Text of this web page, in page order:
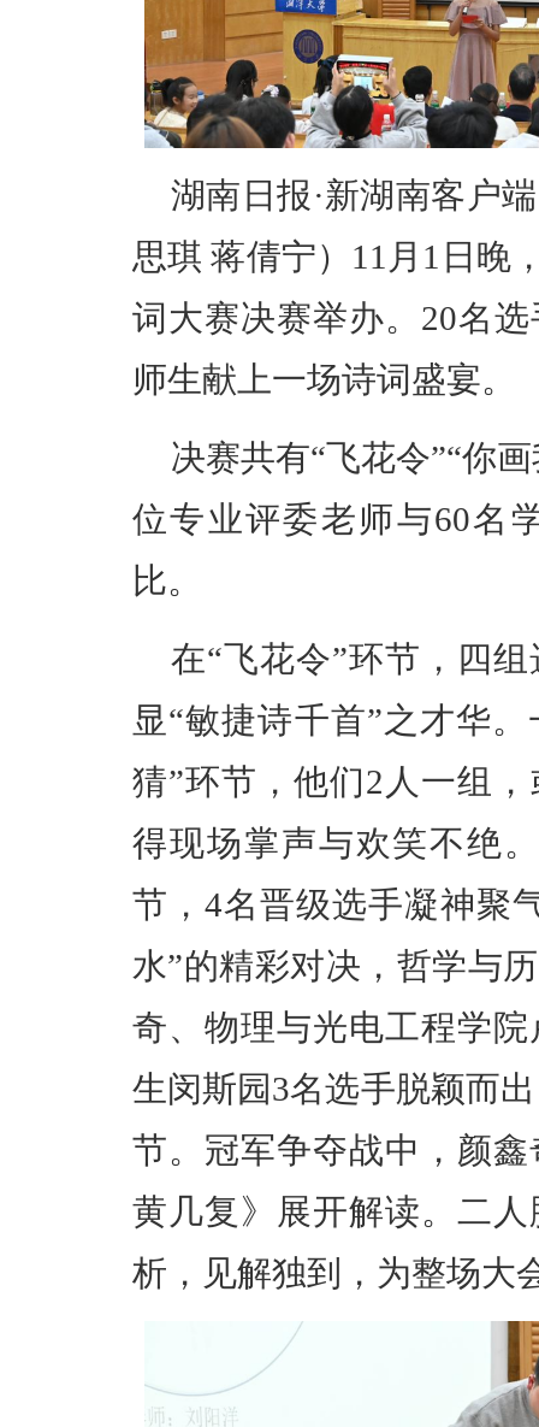
湖南日报·新湖南客户
思琪 蒋倩宁） 11 月 1 日晚
词大赛决赛举办。 20名选
师生献上一场诗词盛宴。
决赛共有“飞花令”“你
位专业评委老师与60名
比。
在“飞花令”环节，四
显“敏捷诗千首”之才华
猜”环节，他们2 人一组
得现场掌声与欢笑不绝
节，4名晋级选手凝神聚
水”的精彩对决，哲学与
奇、物理与光电工程学
生闵斯园 3名选手脱颖而
节。冠军争夺战中，颜
黄几复》展开解读。二
析，见解独到，为整场大